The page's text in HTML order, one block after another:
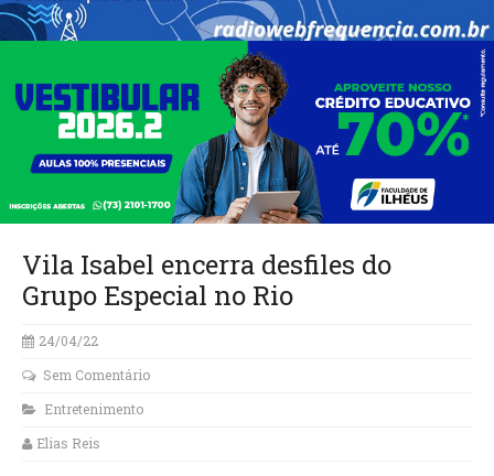
Vila Isabel encerra desfiles do
Grupo Especial no Rio
24/04/22
Sem Comentário
Entretenimento
Elias Reis